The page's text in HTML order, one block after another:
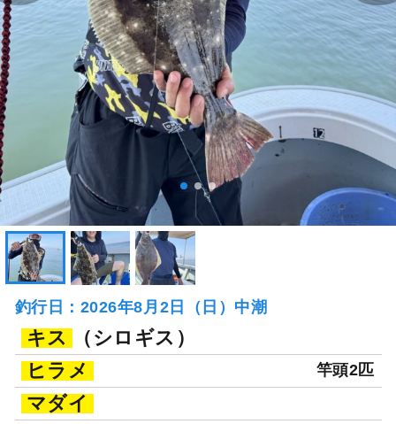
釣行日：2026年8月2日（日）中潮
キス
（シロギス）
ヒラメ
竿頭2匹
マダイ